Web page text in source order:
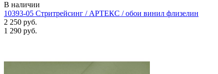
В наличии
10393-05 Стритрейсинг / АРТЕКС / обои винил флизелин
2 250 руб.
1 290 руб.